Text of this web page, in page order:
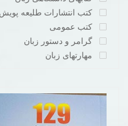
کتب انتشارات طلیعه پویش
کتب عمومی
گرامر و دستور زبان
مهارتهای زبان